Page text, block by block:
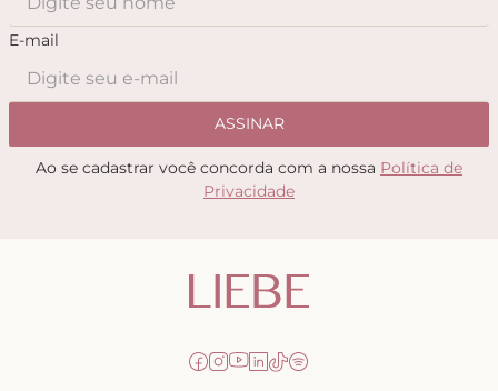
E-mail
ASSINAR
Ao se cadastrar você concorda com a nossa Política de
Privacidade